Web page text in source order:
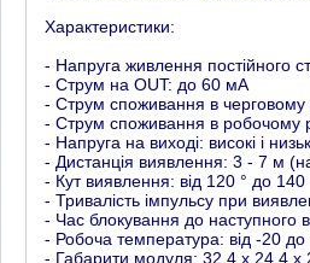
Характеристики:
- Напруга живлення постійного
- Струм на OUT: до 60 мА
- Струм споживання в
- Струм споживання в робочому
- Напруга на виході: високі і
- Дистанція виявлення: 3 - 7 м
- Кут виявлення: від 120 ° до 140
- Тривалість імпульсу при
- Час блокування до наступного
- Робоча температура: від -20 до
- Габарити модуля: 32,4 х 24,4 х